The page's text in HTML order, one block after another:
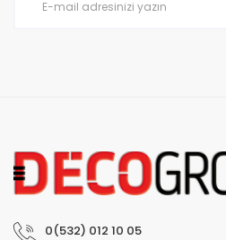
0(532) 012 10 05